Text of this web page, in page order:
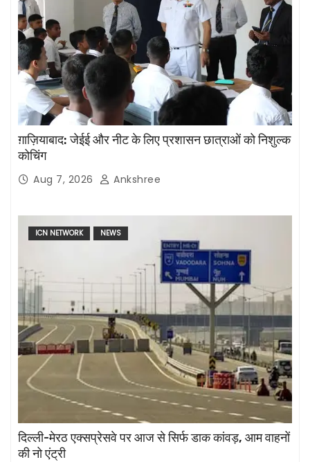
ग़ाज़ियाबाद: जेईई और नीट के लिए प्रशासन छात्राओं को निशुल्क
कोचिंग
Aug 7, 2026 Ankshree
ICN NETWORK NEWS
दिल्ली-मेरठ एक्सप्रेसवे पर आज से सिर्फ डाक कांवड़, आम वाहनों
की नो एंट्री